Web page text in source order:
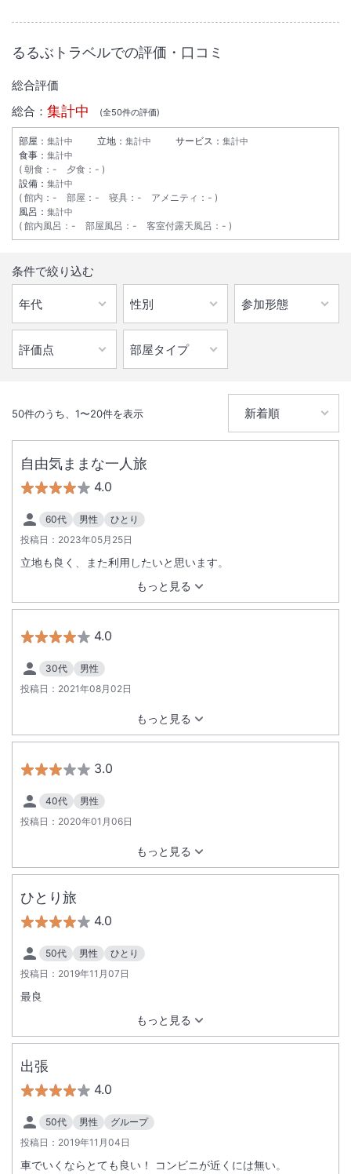
台、全室Wi-Fi完備。心のこもったサービスでお迎えいたします。朝食
INチェックイン
15:00/ OUT チェックアウト
10:00
大浴場あり 駐車場あり
施設からのお知らせ
添い寝の小学生は、2,000円が現地払いとなります。
るるぶトラベルでの評価・口コミ
総合評価
総合： 集計中 (全50件の評価)
部屋： 集計中 立地： 集計中 サービス： 集計中
食事： 集計中
朝食 ： - 夕食 ： -
設備： 集計中
館内 ： - 部屋 ： - 寝具 ： - アメニティ ： -
風呂： 集計中
館内風呂 ： - 部屋風呂 ： - 客室付露天風呂 ： -
条件で絞り込む
50件のうち、 1〜20件を表示
自由気ままな一人旅
4.0
60代 男性
ひとり
投稿日： 2023年05月25日
もっと見る
立地も良く、また利用したいと思います。
4.0
30代
男性
投稿日： 2021年08月02日
もっと見る
3.0
40代
男性
投稿日： 2020年01月06日
もっと見る
ひとり旅
4.0
50代 男性
ひとり
投稿日： 2019年11月07日
もっと見る
最良
出張
4.0
50代 男性
グループ
投稿日： 2019年11月04日
車でいくならとても良い！ コンビニが近くには無い。